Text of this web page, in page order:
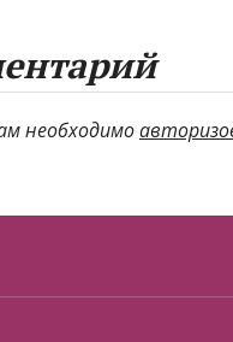
необходимо